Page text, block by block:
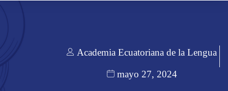
Academia Ecuatoriana de la Lengua
mayo 27, 2024